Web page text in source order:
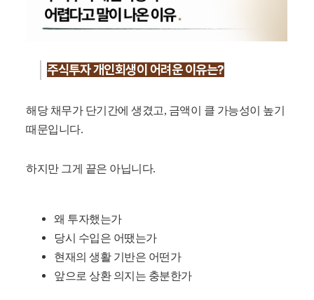
주식투자 개인회생이 어려운 이유는?
해당 채무가 단기간에 생겼고, 금액이 클 가능성이 높기
때문입니다.
하지만 그게 끝은 아닙니다.
왜 투자했는가
당시 수입은 어땠는가
현재의 생활 기반은 어떤가
앞으로 상환 의지는 충분한가